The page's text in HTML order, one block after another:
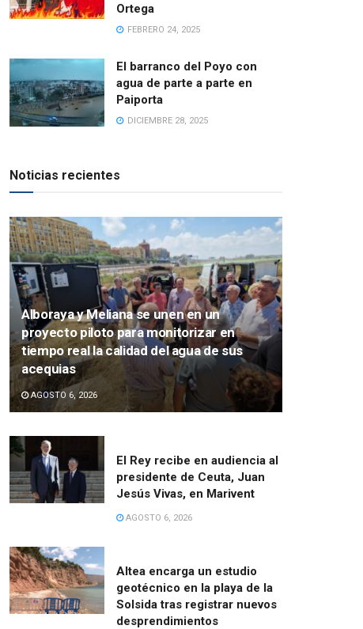
Ortega
FEBRERO 24, 2025
El barranco del Poyo con
agua de parte a parte en
Paiporta
DICIEMBRE 28, 2025
Noticias recientes
Alboraya y Meliana se unen en un
proyecto piloto para monitorizar en
tiempo real la calidad del agua de sus
acequias
AGOSTO 6, 2026
El Rey recibe en audiencia al
presidente de Ceuta, Juan
Jesús Vivas, en Marivent
AGOSTO 6, 2026
Altea encarga un estudio
geotécnico en la playa de la
Solsida tras registrar nuevos
desprendimientos